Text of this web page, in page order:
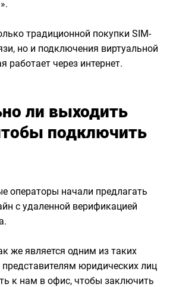
традиционной покупки SIM-
но и подключения виртуальной
работает через интернет.
ли выходить
подключить
операторы начали предлагать
с удаленной верификацией
же является одним из таких
юридических лиц
к нам в офис, чтобы заключить